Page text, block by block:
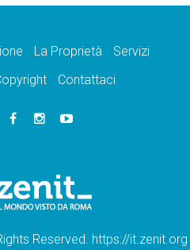
La Proprietà
Servizi
Contattaci
Reserved. https://it.zenit.org